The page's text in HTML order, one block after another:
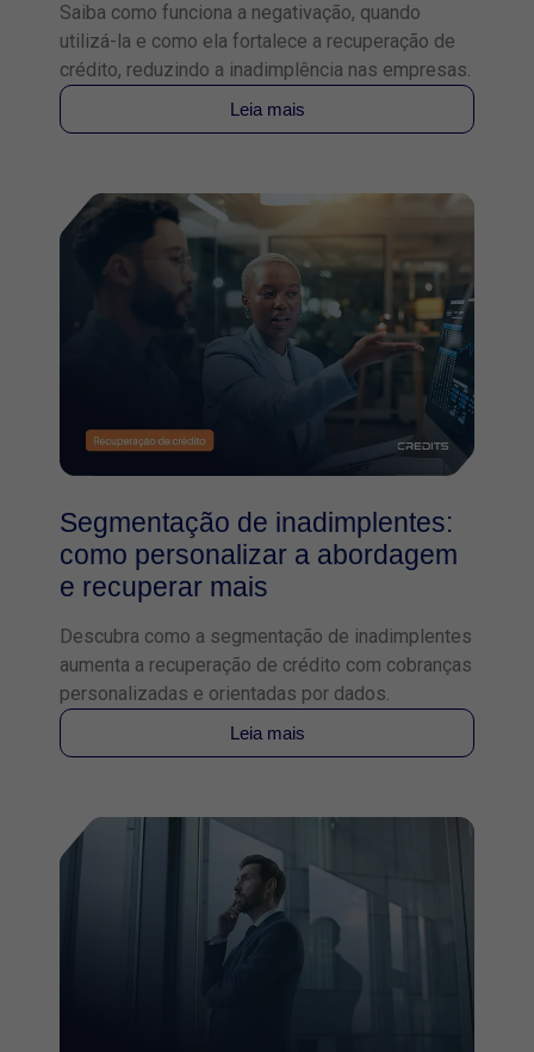
Saiba como funciona a negativação, quando
utilizá-la e como ela fortalece a recuperação de
crédito, reduzindo a inadimplência nas empresas.
Leia mais
Segmentação de inadimplentes:
como personalizar a abordagem
e recuperar mais
Descubra como a segmentação de inadimplentes
aumenta a recuperação de crédito com cobranças
personalizadas e orientadas por dados.
Leia mais